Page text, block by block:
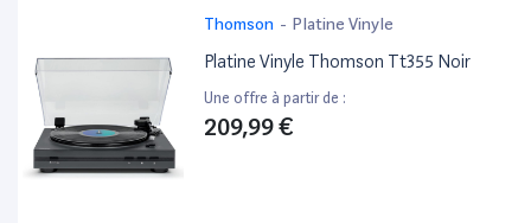
Thomson - Platine Vinyle
Platine Vinyle Thomson Tt355 Noir
Une offre à partir de :
209,99 €